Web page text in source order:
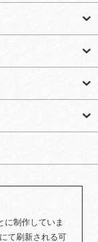
に制作していま
て刷新される可